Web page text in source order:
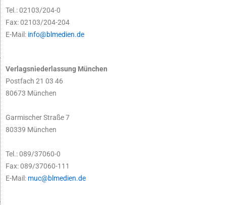
Tel.: 02103/204-0
Fax: 02103/204-204
E-Mail: info@blmedien.de
Verlagsniederlassung München
Postfach 21 03 46
80673 München
Garmischer Straße 7
80339 München
Tel.: 089/37060-0
Fax: 089/37060-111
E-Mail: muc@blmedien.de